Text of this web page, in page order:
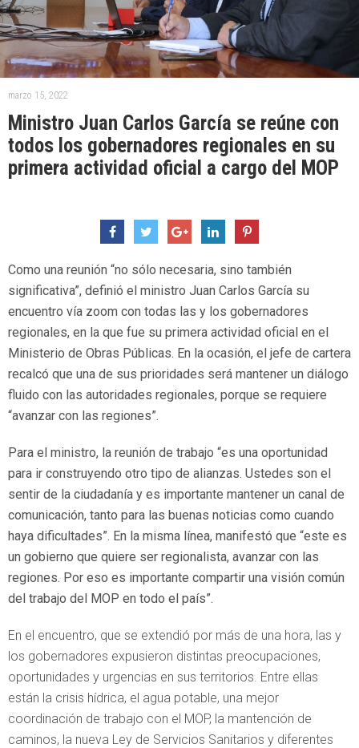
marzo 15, 2022
Ministro Juan Carlos García se reúne con
todos los gobernadores regionales en su
primera actividad oficial a cargo del MOP
Como una reunión “no sólo necesaria, sino también
significativa”, definió el ministro Juan Carlos García su
encuentro vía zoom con todas las y los gobernadores
regionales, en la que fue su primera actividad oficial en el
Ministerio de Obras Públicas. En la ocasión, el jefe de cartera
recalcó que una de sus prioridades será mantener un diálogo
fluido con las autoridades regionales, porque se requiere
“avanzar con las regiones”.
Para el ministro, la reunión de trabajo “es una oportunidad
para ir construyendo otro tipo de alianzas. Ustedes son el
sentir de la ciudadanía y es importante mantener un canal de
comunicación, tanto para las buenas noticias como cuando
haya dificultades”. En la misma línea, manifestó que “este es
un gobierno que quiere ser regionalista, avanzar con las
regiones. Por eso es importante compartir una visión común
del trabajo del MOP en todo el país”.
En el encuentro, que se extendió por más de una hora, las y
los gobernadores expusieron distintas preocupaciones,
oportunidades y urgencias en sus territorios. Entre ellas
están la crisis hídrica, el agua potable, una mejor
coordinación de trabajo con el MOP, la mantención de
caminos, la nueva Ley de Servicios Sanitarios y diferentes